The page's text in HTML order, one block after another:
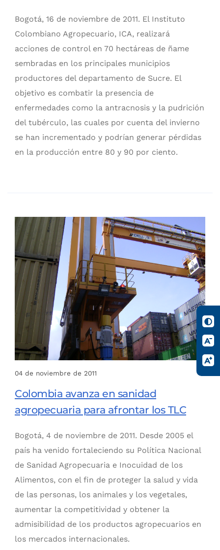
Bogotá, 16 de noviembre de 2011. El Instituto
Colombiano Agropecuario, ICA, realizará
acciones de control en 70 hectáreas de ñame
sembradas en los principales municipios
productores del departamento de Sucre. El
objetivo es combatir la presencia de
enfermedades como la antracnosis y la pudrición
del tubérculo, las cuales por cuenta del invierno
se han incrementado y podrían generar pérdidas
en la producción entre 80 y 90 por ciento.
04 de noviembre de 2011
Colombia avanza en sanidad
agropecuaria para afrontar los TLC
Bogotá, 4 de noviembre de 2011. Desde 2005 el
país ha venido fortaleciendo su Política Nacional
de Sanidad Agropecuaria e Inocuidad de los
Alimentos, con el fin de proteger la salud y vida
de las personas, los animales y los vegetales,
aumentar la competitividad y obtener la
admisibilidad de los productos agropecuarios en
los mercados internacionales.